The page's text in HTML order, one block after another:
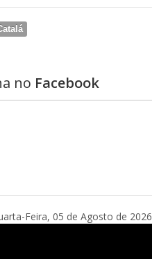
no Facebook
Feira, 05 de Agosto de 2026